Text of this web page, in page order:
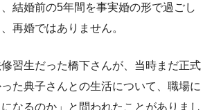
結婚前の5年間を事実婚の形で過ごし
再婚ではありません。
習生だった橋下さんが、当時まだ正式
た典子さんとの生活について、職場に
になるのか」と問われたことがありまし